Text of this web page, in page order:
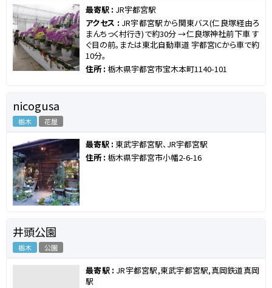
最寄駅 : JR宇都宮駅
アクセス : JR宇都宮駅から関東バス(仁良塚経由ろ
まんちっく村行き)で約30分 →仁良塚神社前下車 す
ぐ目の前。または東北自動車道 宇都宮ICから車で約
10分。
住所 : 栃木県宇都宮市宝木本町1140-101
nicogusa
栃木 花屋
最寄駅 : 東武宇都宮駅、JR宇都宮駅
住所 : 栃木県宇都宮市小幡2-6-16
井頭公園
栃木 公園
最寄駅 : JR宇都宮駅,東武宇都宮駅,真岡鉄道真岡
駅